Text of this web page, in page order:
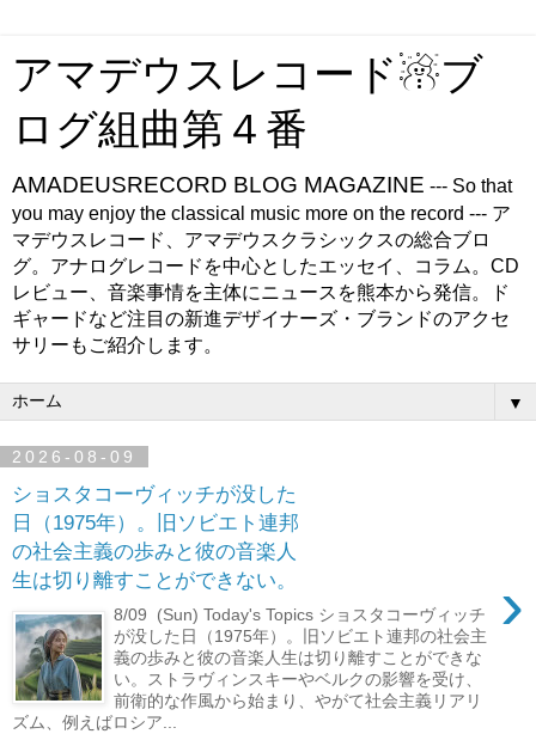
アマデウスレコード☃ブ
ログ組曲第４番
AMADEUSRECORD BLOG MAGAZINE --- So that
you may enjoy the classical music more on the record --- ア
マデウスレコード、アマデウスクラシックスの総合ブロ
グ。アナログレコードを中心としたエッセイ、コラム。CD
レビュー、音楽事情を主体にニュースを熊本から発信。ド
ギャードなど注目の新進デザイナーズ・ブランドのアクセ
サリーもご紹介します。
▼
2026-08-09
ショスタコーヴィッチが没した
日（1975年）。旧ソビエト連邦
の社会主義の歩みと彼の音楽人
生は切り離すことができない。
›
8/09 (Sun) Today's Topics ショスタコーヴィッチ
が没した日（1975年）。旧ソビエト連邦の社会主
義の歩みと彼の音楽人生は切り離すことができな
い。ストラヴィンスキーやベルクの影響を受け、
前衛的な作風から始まり、やがて社会主義リアリ
ズム、例えばロシア...